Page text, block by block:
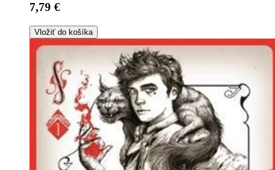
7,79 €
Vložiť do košíka